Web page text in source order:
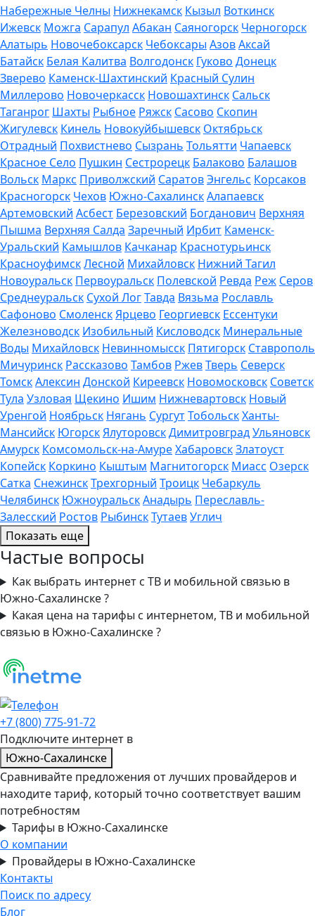
Набережные Челны Нижнекамск Кызыл Воткинск
Ижевск Можга Сарапул Абакан Саяногорск Черногорск
Алатырь Новочебоксарск Чебоксары АзовАксай
Батайск Белая Калитва Волгодонск Гуково Донецк
Зверево Каменск-Шахтинский Красный Сулин
Миллерово Новочеркасск Новошахтинск Сальск
Таганрог Шахты Рыбное Ряжск Сасово Скопин
Жигулевск Кинель Новокуйбышевск Октябрьск
Отрадный Похвистнево Сызрань Тольятти Чапаевск
Красное Село Пушкин Сестрорецк Балаково Балашов
Вольск Маркс Приволжский СаратовЭнгельс Корсаков
Красногорск Чехов Южно-СахалинскАлапаевск
Артемовский Асбест Березовский Богданович Верхняя
Пышма Верхняя Салда Заречный Ирбит Каменск-
Уральский Камышлов Качканар Краснотурьинск
КрасноуфимскЛесной Михайловск Нижний Тагил
Новоуральск Первоуральск Полевской Ревда Реж Серов
Среднеуральск Сухой ЛогТавда Вязьма Рославль
Сафоново СмоленскЯрцево Георгиевск Ессентуки
Железноводск Изобильный Кисловодск Минеральные
Воды Михайловск Невинномысск Пятигорск Ставрополь
Мичуринск Рассказово Тамбов РжевТверь Северск
ТомскАлексин Донской Киреевск Новомосковск Советск
Тула Узловая Щекино Ишим Нижневартовск Новый
Уренгой Ноябрьск Нягань СургутТобольскХанты-
Мансийск ЮгорскЯлуторовскДимитровградУльяновск
Амурск Комсомольск-на-АмуреХабаровскЗлатоуст
Копейск Коркино Кыштым Магнитогорск Миасс Озерск
Сатка СнежинскТрехгорный Троицк Чебаркуль
Челябинск ЮжноуральскАнадырь Переславль-
Залесский Ростов РыбинскТутаевУглич
Показать еще
Частые вопросы
Как выбрать интернет с ТВ и мобильной связью в
Южно-Сахалинске ?
Какая цена на тарифы с интернетом, ТВ и мобильной
связью в Южно-Сахалинске ?
+7 (800) 775-91-72
Подключите интернет в
Южно-Сахалинске
Сравнивайте предложения от лучших провайдеров и
находите тариф, который точно соответствует вашим
потребностям
Тарифы в Южно-Сахалинске
О компании
Провайдеры в Южно-Сахалинске
Контакты
Поиск по адресу
Блог